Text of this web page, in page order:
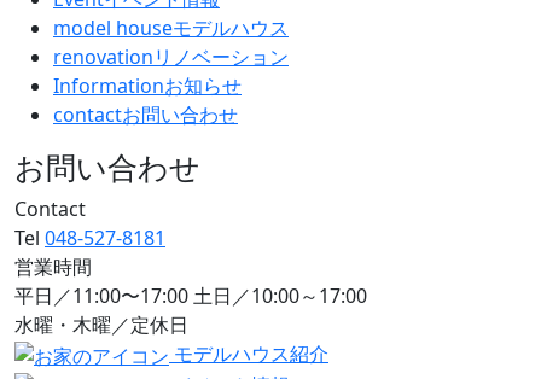
model houseモデルハウス
renovationリノベーション
Informationお知らせ
contactお問い合わせ
お問い合わせ
Contact
Tel 048-527-8181
営業時間
平日／11:00〜17:00 土日／10:00～17:00
水曜・木曜／定休日
モデルハウス紹介